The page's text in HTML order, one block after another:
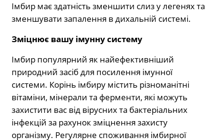
Імбир має здатність зменшити слиз у легенях та
зменшувати запалення в дихальній системі.
Зміцнює вашу імунну систему
Імбир популярний як найефективніший
природний засіб для посилення імунної
системи. Корінь імбиру містить різноманітні
вітаміни, мінерали та ферменти, які можуть
захистити вас від вірусних та бактеріальних
інфекцій за рахунок зміцнення захисту
організму. Регулярне споживання імбирної